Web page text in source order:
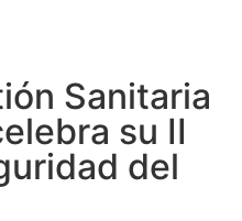
Sanitaria
su II
del